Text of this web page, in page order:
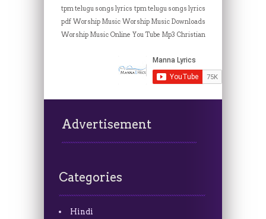
tpm telugu songs lyrics tpm telugu songs lyrics
pdf Worship Music Worship Music Downloads
Worship Music Online You Tube Mp3 Christian
Advertisement
Categories
Hindi